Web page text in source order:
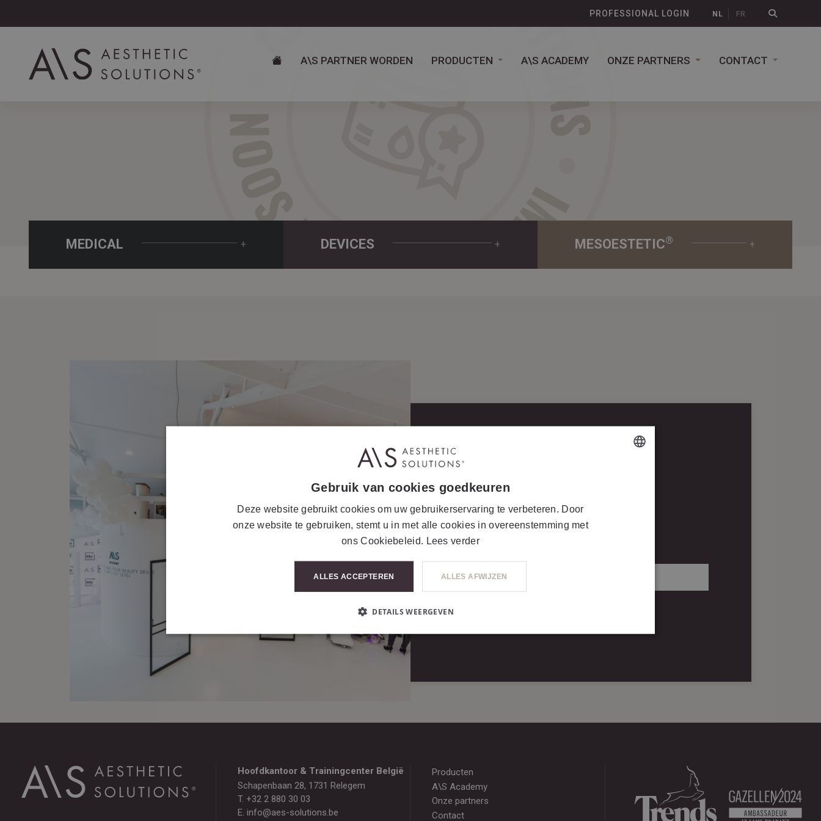
PROFESSIONAL LOGIN NL FR
A\S PARTNER WORDEN PRODUCTEN A\S ACADEMY ONZE PARTNERS CONTACT
MEDICAL + DEVICES + MESOESTETIC® +
AANMELDEN
Log in met je e-mail en wachtwoord
Gebruikersnaam
Hoofdkantoor & Trainingcenter België
Schapenbaan 28, 1731 Relegem
T. +32 2 880 30 03
E. info@aes-solutions.be
Producten
A\S Academy
Onze partners
Contact
Gebruik van cookies goedkeuren
Deze website gebruikt cookies om uw gebruikerservaring te verbeteren. Door
onze website te gebruiken, stemt u in met alle cookies in overeenstemming met
ons Cookiebeleid. Lees verder
ALLES ACCEPTEREN ALLES AFWIJZEN
DETAILS WEERGEVEN